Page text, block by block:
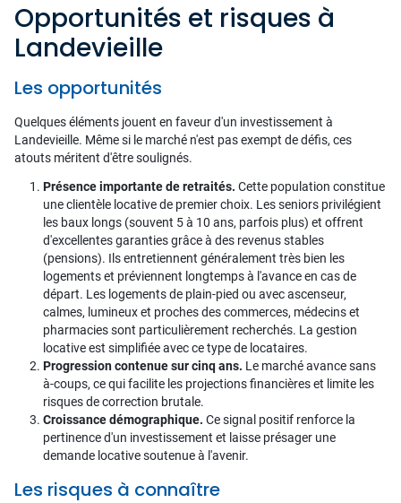
Opportunités et risques à
Landevieille
Les opportunités
Quelques éléments jouent en faveur d'un investissement à
Landevieille. Même si le marché n'est pas exempt de défis, ces
atouts méritent d'être soulignés.
Présence importante de retraités. Cette population constitue
une clientèle locative de premier choix. Les seniors privilégient
les baux longs (souvent 5 à 10 ans, parfois plus) et offrent
d'excellentes garanties grâce à des revenus stables
(pensions). Ils entretiennent généralement très bien les
logements et préviennent longtemps à l'avance en cas de
départ. Les logements de plain-pied ou avec ascenseur,
calmes, lumineux et proches des commerces, médecins et
pharmacies sont particulièrement recherchés. La gestion
locative est simplifiée avec ce type de locataires.
Progression contenue sur cinq ans. Le marché avance sans
à-coups, ce qui facilite les projections financières et limite les
risques de correction brutale.
Croissance démographique. Ce signal positif renforce la
pertinence d'un investissement et laisse présager une
demande locative soutenue à l'avenir.
Les risques à connaître